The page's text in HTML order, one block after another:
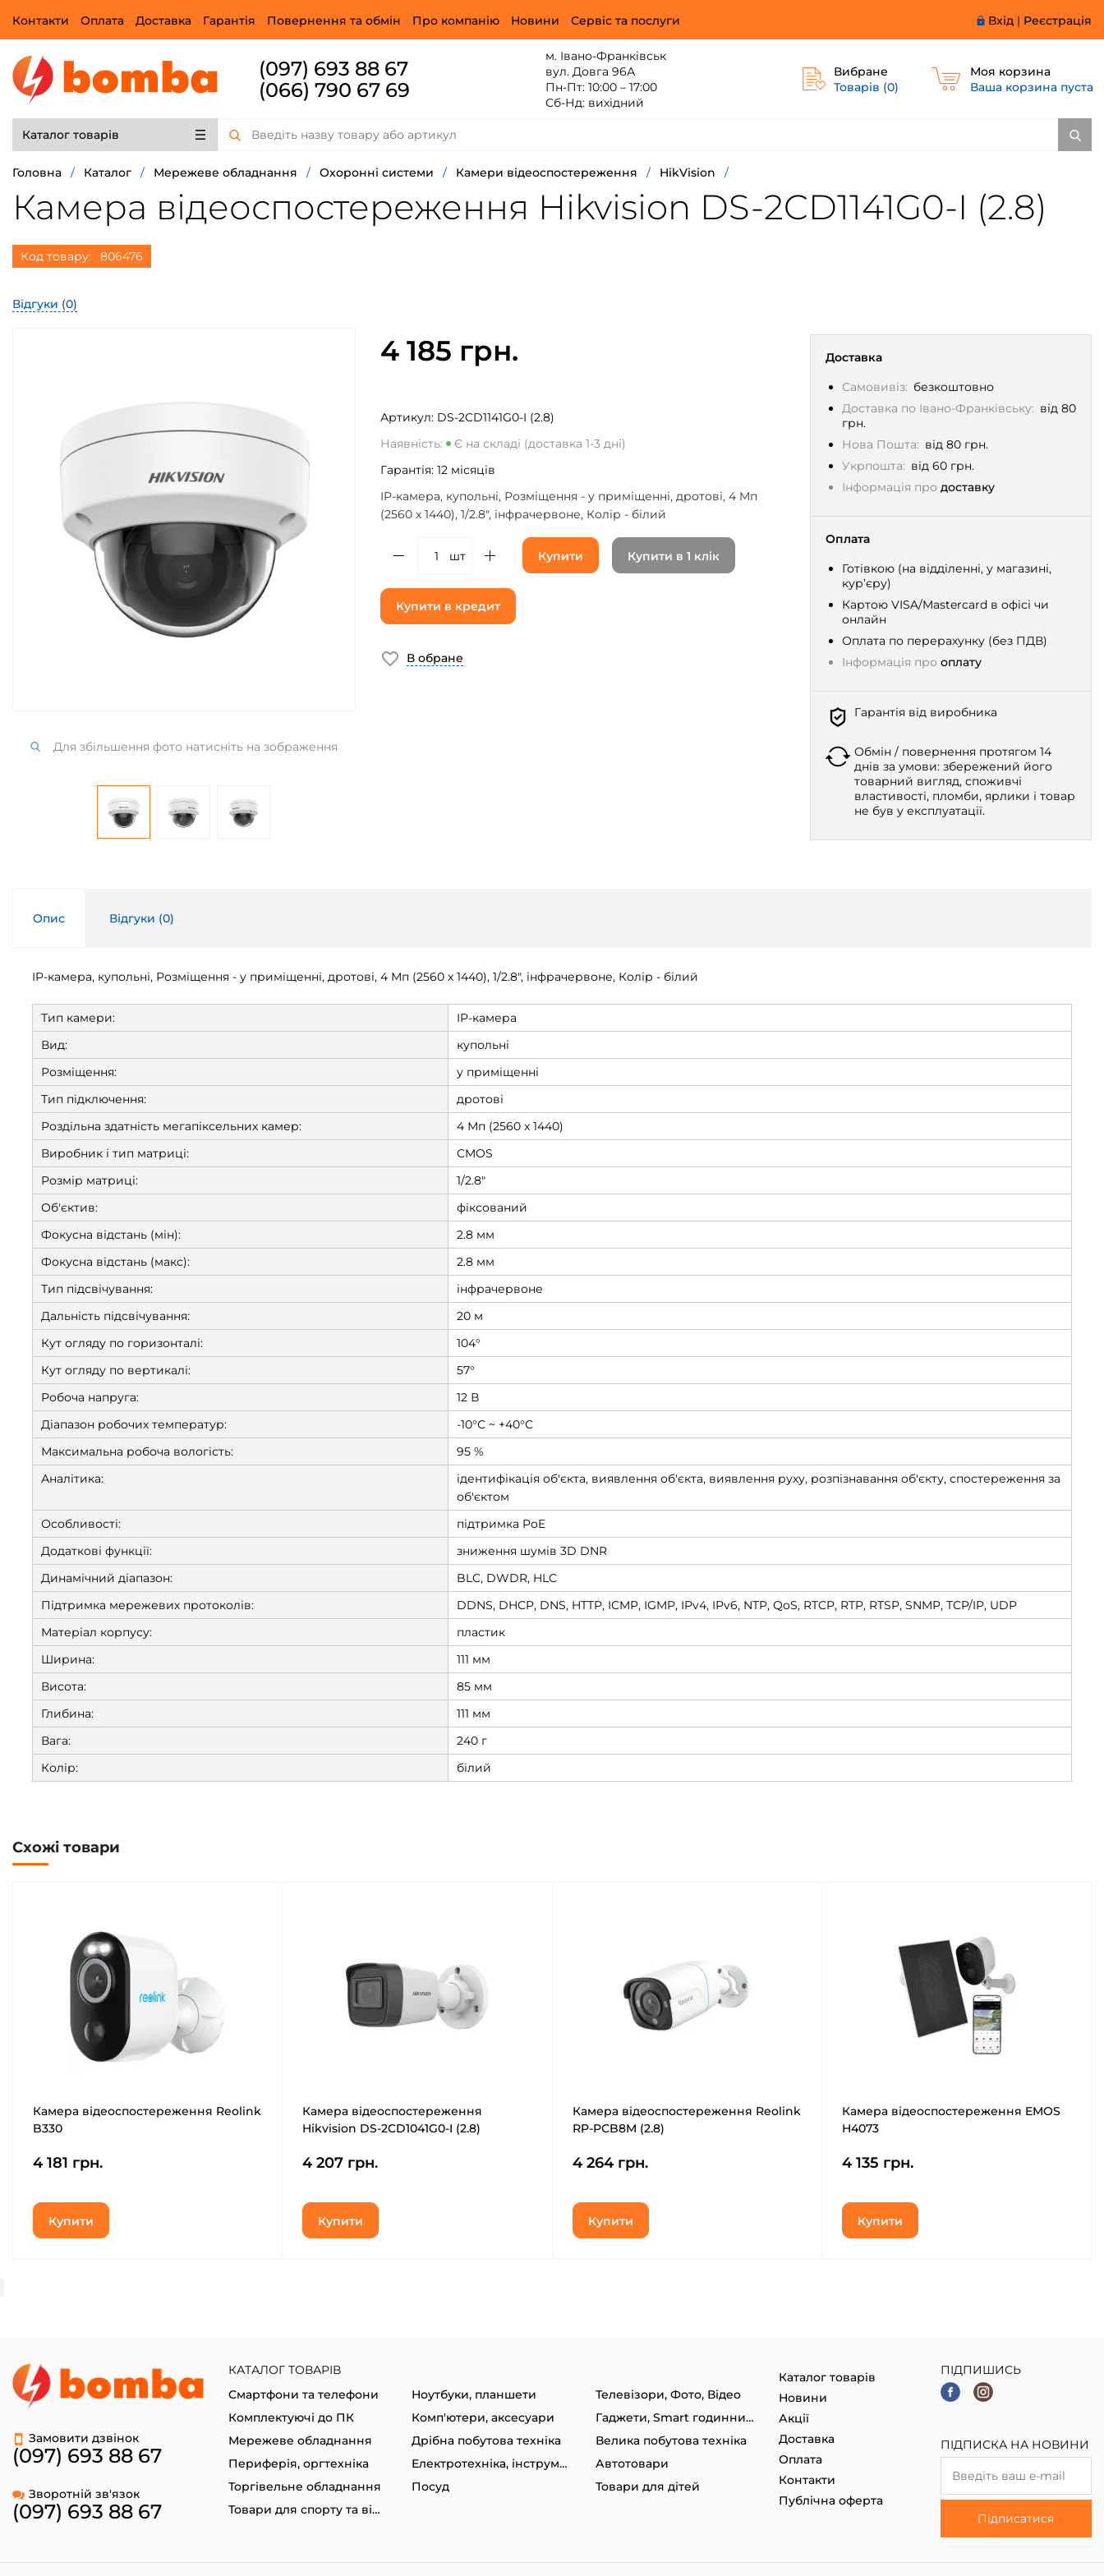
Вхід | Реєстрація
Контакти Оплата Доставка Гарантія Повернення та обмін Про компанію Новини Сервіс та послуги
(097) 693 88 67
(066) 790 67 69
м. Івано-Франківськ
вул. Довга 96А
Пн-Пт: 10:00 – 17:00
Сб-Нд: вихідний
Вибране
Товарів (0)
Моя корзина
Ваша корзина пуста
Каталог товарів
Головна / Каталог / Мережеве обладнання / Охоронні системи / Камери відеоспостереження / HikVision /
Камера відеоспостереження Hikvision DS-2CD1141G0-I (2.8)
Код товару: 806476
Відгуки (0)
Для збільшення фото натисніть на зображення
4 185 грн.
Доставка
Самовивіз: безкоштовно
Доставка по Івано-Франківську: від 80
грн.
Нова Пошта: від 80 грн.
Укрпошта: від 60 грн.
Інформація про доставку
Оплата
Готівкою (на відділенні, у магазині,
кур’єру)
Картою VISA/Mastercard в офісі чи
онлайн
Оплата по перерахунку (без ПДВ)
Інформація про оплату
Гарантія від виробника
Обмін / повернення протягом 14
днів за умови: збережений його
товарний вигляд, споживчі
властивості, пломби, ярлики і товар
не був у експлуатації.
Артикул: DS-2CD1141G0-I (2.8)
Наявність:
Є на складі (доставка 1-3 дні)
Гарантія: 12 місяців
IP-камера, купольні, Розміщення - у приміщенні, дротові, 4 Мп
(2560 x 1440), 1/2.8", інфрачервоне, Колір - білий
шт Купити Купити в 1 клік
Купити в кредит
В обране
Опис Відгуки (0)
IP-камера, купольні, Розміщення - у приміщенні, дротові, 4 Мп (2560 x 1440), 1/2.8", інфрачервоне, Колір - білий
Тип камери:
IP-камера
Вид:
купольні
Розміщення:
у приміщенні
Тип підключення:
дротові
Роздільна здатність мегапіксельних камер:
4 Мп (2560 x 1440)
Виробник і тип матриці:
CMOS
Розмір матриці:
1/2.8"
Об'єктив:
фіксований
Фокусна відстань (мін):
2.8 мм
Фокусна відстань (макс):
2.8 мм
Тип підсвічування:
інфрачервоне
Дальність підсвічування:
20 м
Кут огляду по горизонталі:
104°
Кут огляду по вертикалі:
57°
Робоча напруга:
12 В
Діапазон робочих температур:
-10°С ~ +40°С
Максимальна робоча вологість:
95 %
Аналітика:
ідентифікація об'єкта, виявлення об'єкта, виявлення руху, розпізнавання об'єкту, спостереження за
об'єктом
Особливості:
підтримка PoE
Додаткові функції:
зниження шумів 3D DNR
Динамічний діапазон:
BLC, DWDR, HLC
Підтримка мережевих протоколів:
DDNS, DHCP, DNS, HTTP, ICMP, IGMP, IPv4, IPv6, NTP, QoS, RTCP, RTP, RTSP, SNMP, TCP/IP, UDP
Матеріал корпусу:
пластик
Ширина:
111 мм
Висота:
85 мм
Глибина:
111 мм
Вага:
240 г
Колір:
білий
Схожі товари
Камера відеоспостереження Reolink
B330
4 181 грн.
Купити
Камера відеоспостереження
Hikvision DS-2CD1041G0-I (2.8)
4 207 грн.
Купити
Камера відеоспостереження Reolink
RP-PCB8M (2.8)
4 264 грн.
Купити
Камера відеоспостереження EMOS
H4073
4 135 грн.
Купити
Замовити дзвінок
(097) 693 88 67
Зворотній зв'язок
(097) 693 88 67
КАТАЛОГ ТОВАРІВ
Смартфони та телефони
Ноутбуки, планшети
Телевізори, Фото, Відео
Комплектуючі до ПК
Комп'ютери, аксесуари
Гаджети, Smart годинники
Мережеве обладнання
Дрібна побутова техніка
Велика побутова техніка
Периферія, оргтехніка
Електротехніка, інструменти
Автотовари
Торгівельне обладнання
Посуд
Товари для дітей
Товари для спорту та відпочинку
Каталог товарів
Новини
Акції
Доставка
Оплата
Контакти
Публічна оферта
ПІДПИШИСЬ
ПІДПИСКА НА НОВИНИ
Підписатися